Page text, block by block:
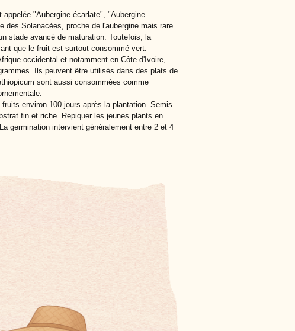
appelée "Aubergine écarlate", "Aubergine
des Solanacées, proche de l'aubergine mais rare
stade avancé de maturation. Toutefois, la
que le fruit est surtout consommé vert.
occidental et notamment en Côte d'Ivoire,
Ils peuvent être utilisés dans des plats de
sont aussi consommées comme
environ 100 jours après la plantation. Semis
fin et riche. Repiquer les jeunes plants en
germination intervient généralement entre 2 et 4